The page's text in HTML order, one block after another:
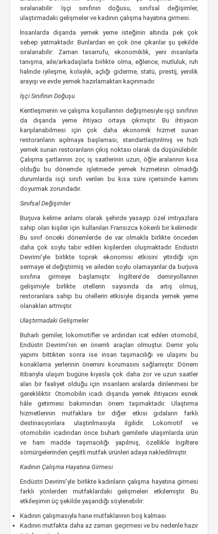
sıralanabilir: İşçi sınıfının doğusu, sınıfsal değişimler,
ulaştırmadaki gelişmeler ve kadının çalışma hayatına girmesi.
İnsanlarda dışarıda yemek yeme isteğinin altında pek çok
sebep yatmaktadır. Bunlardan en çok öne çıkanlar şu şekilde
sıralanabilir: Zaman tasarrufu, ekonomiklik, yeni insanlarla
tanışma, aile/arkadaşlarla birlikte olma, eğlence, mutluluk, ruh
halinde iyileşme, kolaylık, açlığı giderme, statü, prestij, yenilik
arayışı ve evde yemek hazırlamaktan kaçınmadır.
İşçi Sınıfının Doğuşu
Kentleşmenin ve çalışma koşullarının değişmesiyle işçi sınıfının
da dışarıda yeme ihtiyacı ortaya çıkmıştır. Bu ihtiyacın
karşılanabilmesi için çok daha ekonomik hizmet sunan
restoranların açılmaya başlaması, standartlaştırılmış ve hızlı
yemek sunan restoranların çıkış noktası olarak da düşünülebilir.
Çalışma şartlarının zor, iş saatlerinin uzun, öğle aralarının kısa
olduğu bu dönemde işletmede yemek hizmetinin olmadığı
durumlarda isçi sınıfı verilen bu kısa süre içerisinde karnını
doyurmak zorundadır.
Sınıfsal Değişimler
Burjuva kelime anlamı olarak şehirde yasayıp özel imtiyazlara
sahip olan kişiler için kullanılan Fransızca kökenli bir kelimedir.
Bu sınıf önceki dönemlerde de var olmakla birlikte önceden
daha çok soylu tabir edilen kişilerden oluşmaktadır. Endüstri
Devrimi’yle birlikte toprak ekonomisi etkisini yitirdiği için
sermaye el değiştirmiş ve aileden soylu olamayanlar da burjuva
sınıfına girmeye başlamıştır. İngiltere’de demiryollarının
gelişimiyle birlikte otellerin sayısında da artış olmuş,
restoranlara sahip bu otellerin etkisiyle dışarıda yemek yeme
olanakları artmıştır.
Ulaştırmadaki Gelişmeler
Buharlı gemiler, lokomotifler ve ardından icat edilen otomobil,
Endüstri Devrimi’nin en önemli araçları olmuştur. Demir yolu
yapımı bittikten sonra ise insan taşımacılığı ve ulaşımı bu
konaklama yerlerinin önemini korumasını sağlamıştır. Dönem
itibarıyla ulaşım bugüne kıyasla çok daha zor ve uzun saatler
alan bir faaliyet olduğu için insanların aralarda dinlenmesi bir
gerekliliktir. Otomobilin icadı dışarıda yemek ihtiyacını esnek
hâle getirmesi bakımından önem taşımaktadır. Ulaştırma
hizmetlerinin mutfaklara bir diğer etkisi gıdaların farklı
destinasyonlara ulaştırılmasıyla ilgilidir. Lokomotif ve
otomobilin icadından önce buharlı gemilerle ulaşımlarda ürün
ve ham madde taşımacılığı yapılmış, özellikle İngiltere
sömürgelerinden çeşitli mutfak ürünleri adaya nakledilmiştir.
Kadının Çalışma Hayatına Girmesi
Endüstri Devrimi’yle birlikte kadınların çalışma hayatına girmesi
farklı yönlerden mutfaklardaki gelişmeleri etkilemiştir. Bu
etkileşimin üç şekilde yaşandığı söylenebilir:
Kadının çalışmasıyla hane mutfaklarının boş kalması
Kadının mutfakta daha az zaman geçirmesi ve bu nedenle hazır